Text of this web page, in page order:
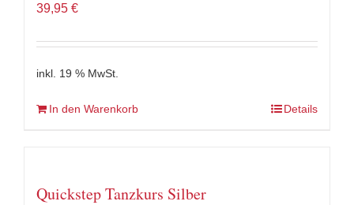
39,95 €
inkl. 19 % MwSt.
In den Warenkorb Details
Quickstep Tanzkurs Silber